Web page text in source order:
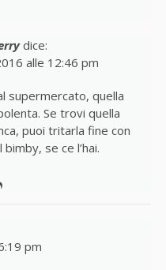
dice:
alle 12:46 pm
supermercato, quella
Se trovi quella
puoi tritarla fine con
se ce l’hai.
pm